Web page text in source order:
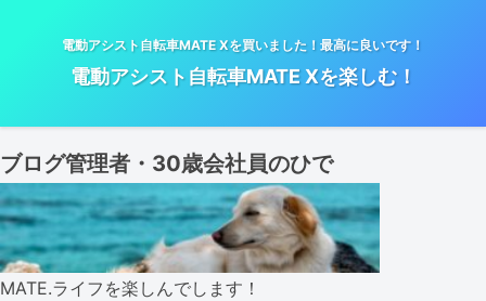
電動アシスト自転車MATE Xを買いました！最高に良いです！
電動アシスト自転車MATE Xを楽しむ！
ブログ管理者・30歳会社員のひで
MATE.ライフを楽しんでします！